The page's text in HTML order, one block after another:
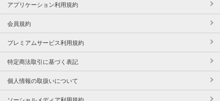
アプリケーション利用規約
会員規約
プレミアムサービス利用規約
特定商法取引に基づく表記
個人情報の取扱いについて